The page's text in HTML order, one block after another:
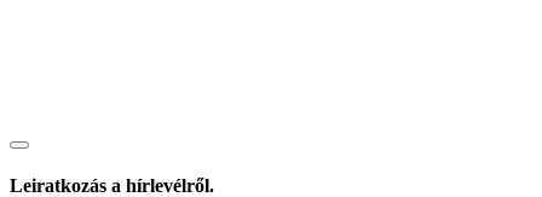
Leiratkozás a hírlevélről.